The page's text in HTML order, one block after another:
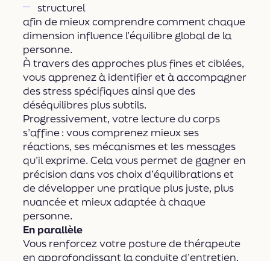
structurel
afin de mieux comprendre comment chaque
dimension influence l’équilibre global de la
personne.
À travers des approches plus fines et ciblées,
vous apprenez à identifier et à accompagner
des stress spécifiques ainsi que des
déséquilibres plus subtils.
Progressivement, votre lecture du corps
s’affine : vous comprenez mieux ses
réactions, ses mécanismes et les messages
qu’il exprime. Cela vous permet de gagner en
précision dans vos choix d’équilibrations et
de développer une pratique plus juste, plus
nuancée et mieux adaptée à chaque
personne.
En parallèle
Vous renforcez votre posture de thérapeute
en approfondissant la conduite d’entretien,